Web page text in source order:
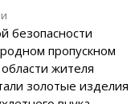
безопасности
пропускном
жителя
золотые изделия